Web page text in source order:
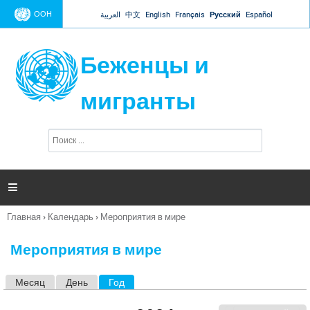
Jump to navigation
ООН العربية 中文 English Français Русский Español
Беженцы и
мигранты
п
и

Вы
Главная › Календарь › Мероприятия в мире
Мероприятия в мире
Месяц День Год